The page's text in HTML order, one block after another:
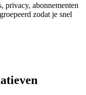
privacy, abonnementen
zodat je snel